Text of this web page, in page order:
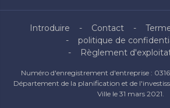
Introduire Contact
politique de
Règlement
Numéro d'enregistrement d'entreprise :
Département de la planification et de
Ville le 31 mars 2021.